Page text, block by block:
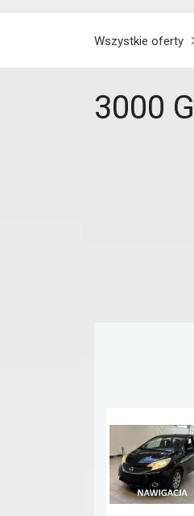
Wszystkie oferty
3000